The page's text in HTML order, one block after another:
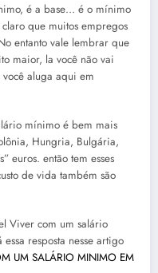
é a base… é o mínimo
que muitos empregos
entanto vale lembrar que
maior, la você não vai
aluga aqui em
mínimo é bem mais
Hungria, Bulgária,
euros. então tem esses
de vida também são
Viver com um salário
resposta nesse artigo
UM SALÁRIO MINIMO EM